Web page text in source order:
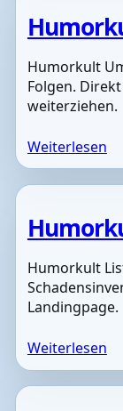
Humorkult
Folgen.
weiterziehen.
Weiterlesen
Humorkult
Landingpage.
Weiterlesen